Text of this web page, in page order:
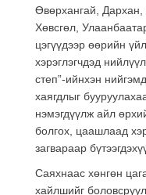
Өвөрхангай, Дархан,
Хөвсгөл,
цэгүүдээр өөрийн
хэрэглэгчдэд
степ”-ийнхэн
хаягдлыг
нэмэгдүүлж айл
болгох, цаашлаад
загвараар
Саяхнаас хөнгөн
хайлшийг